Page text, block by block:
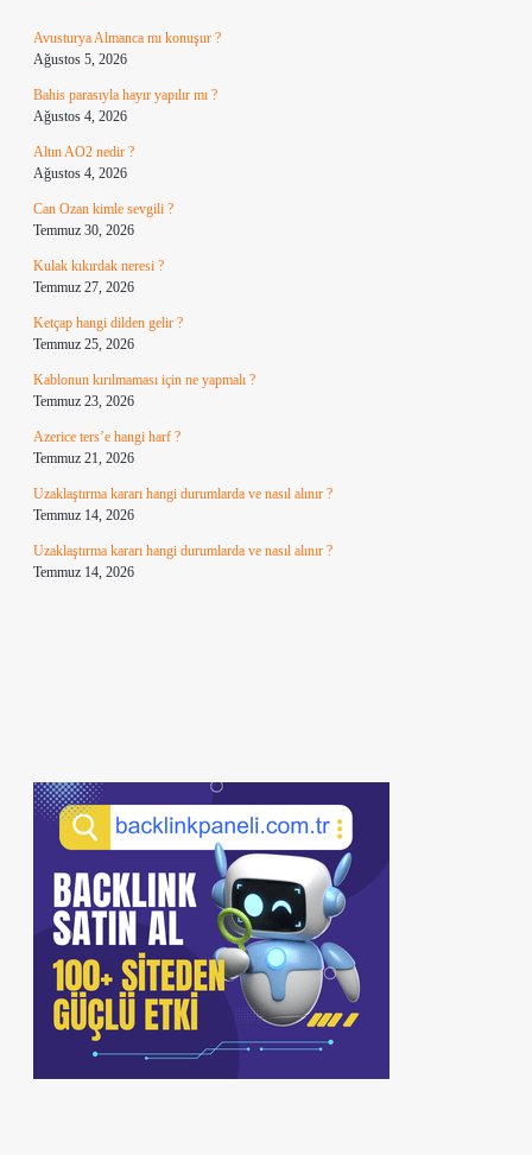
Avusturya Almanca mı konuşur ?
Ağustos 5, 2026
Bahis parasıyla hayır yapılır mı ?
Ağustos 4, 2026
Altın AO2 nedir ?
Ağustos 4, 2026
Can Ozan kimle sevgili ?
Temmuz 30, 2026
Kulak kıkırdak neresi ?
Temmuz 27, 2026
Ketçap hangi dilden gelir ?
Temmuz 25, 2026
Kablonun kırılmaması için ne yapmalı ?
Temmuz 23, 2026
Azerice ters’e hangi harf ?
Temmuz 21, 2026
Uzaklaştırma kararı hangi durumlarda ve nasıl alınır ?
Temmuz 14, 2026
Uzaklaştırma kararı hangi durumlarda ve nasıl alınır ?
Temmuz 14, 2026